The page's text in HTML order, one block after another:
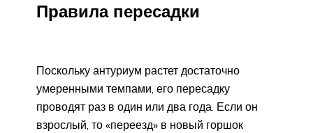
Правила пересадки
Поскольку антуриум растет достаточно
умеренными темпами, его пересадку
проводят раз в один или два года. Если он
взрослый, то «переезд» в новый горшок